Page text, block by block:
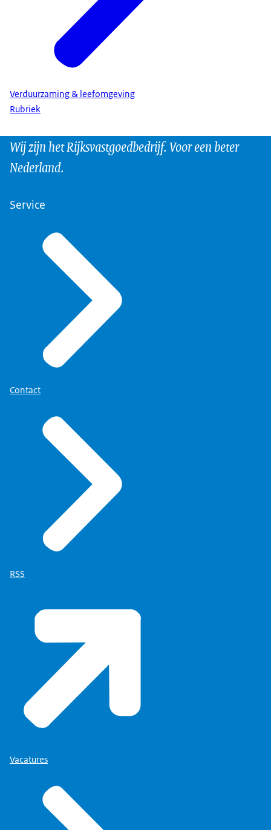
Verduurzaming & leefomgeving
Rubriek
Wij zijn het Rijksvastgoedbedrijf. Voor een beter
Nederland.
Service
Contact
RSS
Vacatures